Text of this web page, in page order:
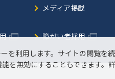
メディア掲載
障がい者採用
を利用します。サイトの閲覧を
を無効にすることもできます。